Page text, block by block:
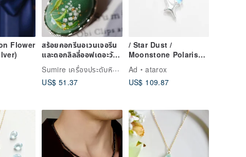
Flower
สร้อยคอกรีนอเวนเจอรีน
และดอกลิลลี่ออฟเดอะวัล
เลย์ประดับทอง 24K
Sumire เครื่องประดับหินธรรมชาติและดอกไม้
US$ 51.37
/ Star Dust /
Moonstone Polaris
Shooting Star 925
Sterling Silver
Necklace
Ad
atarox
US$ 109.87